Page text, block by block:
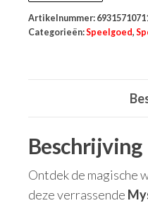
Artikelnummer:
Categorieën:Speelgoed,
Beschrijving
Ontdek de magische
deze verrassende